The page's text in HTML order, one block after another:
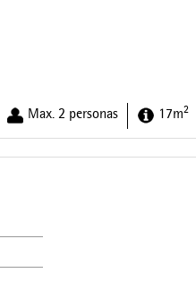
Max. 2 personas 17m2